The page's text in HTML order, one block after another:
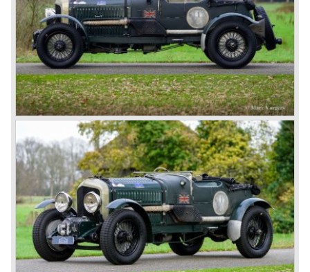
rare and used for about eighteen 100 mph. These Green
badge car won at Le Mans in 1924 and 1927 (Old Number
Seven.) The 3-Litre was built from 1919 until 1929.
*The Bentley radiator and the logo were designed by the
genius motoring artist Gordon Crosby. The logo is a
‘badge’ and not a ‘label’ as stated by AFC Hilstead in his
book ‘Those Bentley Days’ (published 1953).
6.5 Litre and Speed Six
Then in 1926 the 6.5 Litre and the Speed Six were
presented, these six cylinder models were in the eyes of
W.O. Bentley the best cars the Bentley firm ever built. The
bigger capacity was needed for many a customer had built
a bespoke heavy saloon body on their chassis and thus
eliminating the sporting element the chassis had to offer.
The Speed Six brought Bentley the most racing
successes and Le Mans victories. In the year 1929 the
Speed Six came home first with Bentley 4.5 Litres second,
third and fourth! In 1930 the same Bentley Speed Six 'Old
Number one' came home a victor followed by another
Speed six in second position!